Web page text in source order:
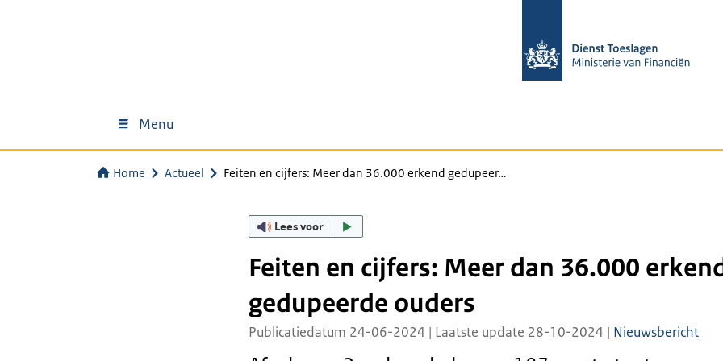
Menu
Home Actueel Feiten en cijfers: Meer dan 36.000 erkend gedupeer…
Lees voor
Feiten en cijfers: Meer dan 36.000
gedupeerde ouders
Publicatiedatum 24-06-2024 | Laatste update 28-10-2024 | Nieuwsbericht